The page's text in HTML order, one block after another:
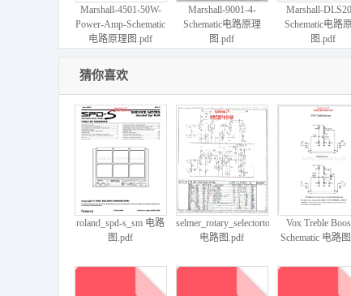
Marshall-4501-50W-
Power-Amp-Schematic
电路原理图.pdf
Marshall-9001-4-
Schematic电路原理
图.pdf
Marshall-
Schematic电路
图.pdf
72115-72410-200W-
Head-7111-65-02-
Schematic电路原理
图.pdf
Marshall-2550-Amp-
Schematic电路原理
图.pdf
Marshall-4145-
Schematic电路原
图.pdf
猜你喜欢
roland_spd-s_sm 电路
图.pdf
selmer_rotary_selectortone_15w
电路图.pdf
Vox Treble
Schematic 电路